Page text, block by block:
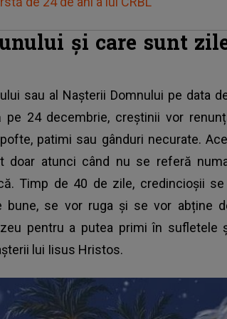
și care sunt
sau al Nașterii Domnului pe data
24 decembrie, creștinii vor
patimi sau gânduri necurate.
atunci când nu se referă
Timp de 40 de zile, credincioșii
se vor ruga și se vor abține
pentru a putea primi în sufletele
lui Iisus Hristos.